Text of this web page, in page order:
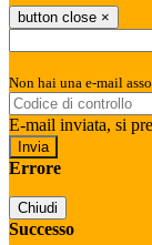
button close ×
Non hai una e-mail
E-mail inviata, si
Errore
Chiudi
Successo